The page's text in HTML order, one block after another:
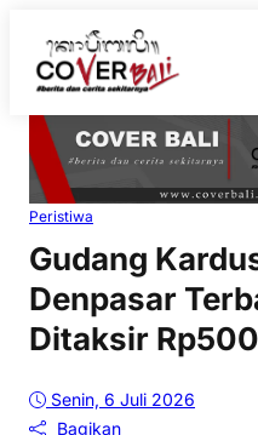
Peristiwa
Gudang
Denpasar
Ditaksir
Senin, 6 Juli 2026
Bagikan